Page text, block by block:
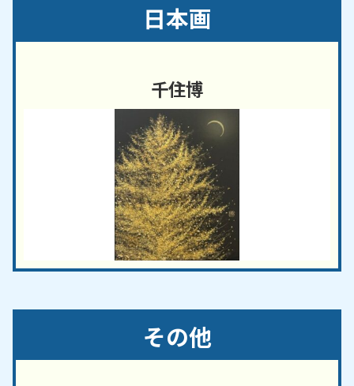
日本画
千住博
その他